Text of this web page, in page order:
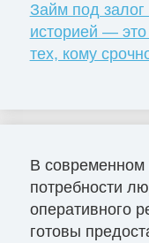
Займ под
историей —
тех, кому
В
потребности
оперативного
готовы